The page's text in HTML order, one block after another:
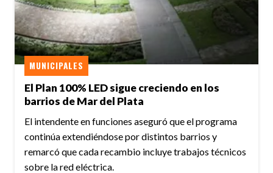
El Plan 100% LED sigue creciendo en los
barrios de Mar del Plata
MUNICIPALES
El intendente en funciones aseguró que el programa
continúa extendiéndose por distintos barrios y
remarcó que cada recambio incluye trabajos técnicos
sobre la red eléctrica.